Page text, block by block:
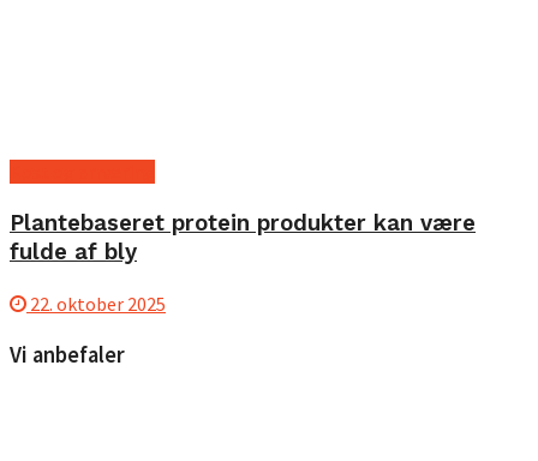
Plantebaseret protein produkter kan være
fulde af bly
22. oktober 2025
Vi anbefaler